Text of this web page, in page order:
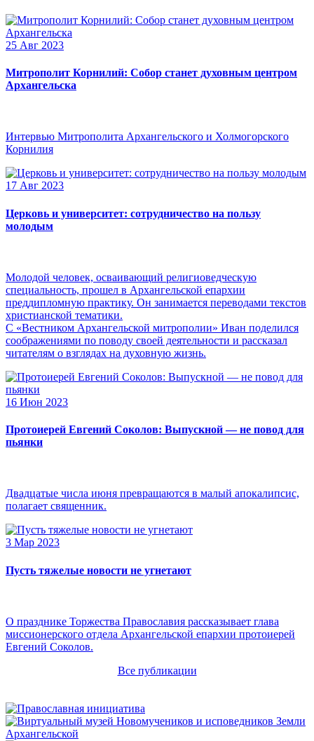
25 Авг 2023
Митрополит Корнилий: Собор станет духовным центром
Архангельска
Интервью Митрополита Архангельского и Холмогорского
Корнилия
17 Авг 2023
Церковь и университет: сотрудничество на пользу
молодым
Молодой человек, осваивающий религиоведческую
специальность, прошел в Архангельской епархии
преддипломную практику. Он занимается переводами текстов
христианской тематики.
С «Вестником Архангельской митрополии» Иван поделился
соображениями по поводу своей деятельности и рассказал
читателям о взглядах на духовную жизнь.
16 Июн 2023
Протоиерей Евгений Соколов: Выпускной — не повод для
пьянки
Двадцатые числа июня превращаются в малый апокалипсис,
полагает священник.
3 Мар 2023
Пусть тяжелые новости не угнетают
О празднике Торжества Православия рассказывает глава
миссионерского отдела Архангельской епархии протоиерей
Евгений Соколов.
Все публикации